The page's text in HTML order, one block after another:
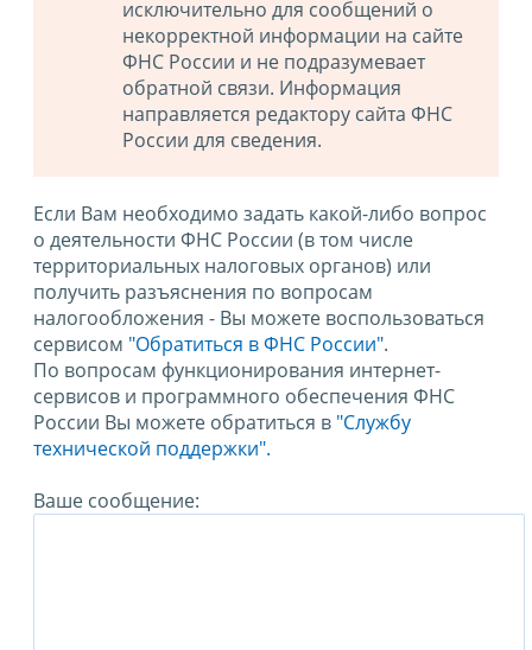
исключительно для сообщений о
некорректной информации на сайте
ФНС России и не подразумевает
обратной связи. Информация
направляется редактору сайта ФНС
России для сведения.
Если Вам необходимо задать какой-либо вопрос
о деятельности ФНС России (в том числе
территориальных налоговых органов) или
получить разъяснения по вопросам
налогообложения - Вы можете воспользоваться
сервисом "Обратиться в ФНС России".
По вопросам функционирования интернет-
сервисов и программного обеспечения ФНС
России Вы можете обратиться в "Службу
технической поддержки".
Ваше сообщение: